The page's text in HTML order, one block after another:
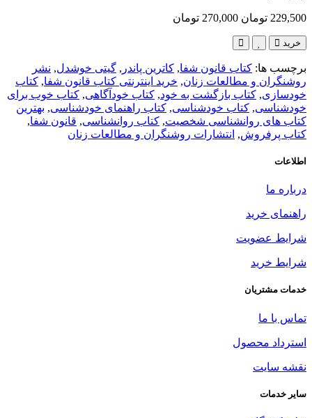
229,500 تومان 270,000 تومان
خرید
برچسب ها: کتاب قانون شفا, کاترین پاندر , گیتی خوشدل, نشر
روشنگران و مطالعات زنان, خرید اینترنتی کتاب قانون شفا, کتاب
خودسازی, کتاب بازگشت به خود, کتاب خودآگاهی, کتاب خوب برای
خودشناسی, کتاب خودشناسی, کتاب راهنمای خودشناسی, بهترین
کتاب های روانشناسی شخصیت, کتاب روانشناسی, قانون شفا,
کتاب پرفروش, انتشارات روشنگران و مطالعات زنان
اطلاعات
درباره ما
راهنمای خرید
شرایط عضویت
شرایط خرید
خدمات مشتریان
تماس با ما
استرداد محصول
نقشه سایت
سایر خدمات